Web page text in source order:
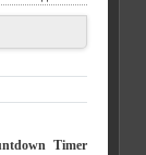
Timer